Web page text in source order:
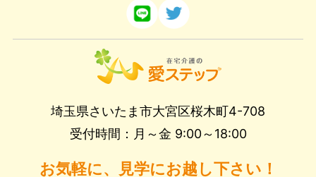
埼玉県さいたま市大宮区桜木町4-708
受付時間：月～金 9:00～18:00
お気軽に、見学にお越し下さい！